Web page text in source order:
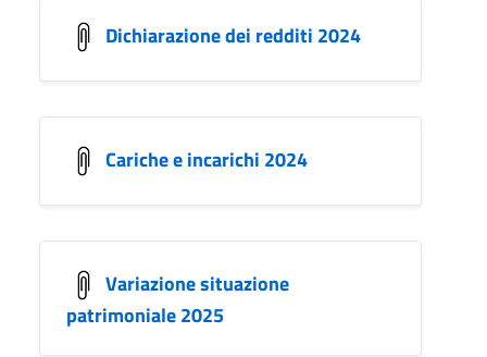
Dichiarazione dei redditi 2024
Cariche e incarichi 2024
Variazione situazione
patrimoniale 2025